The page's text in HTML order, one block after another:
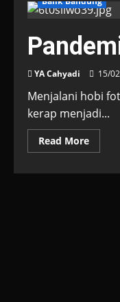
YA Cahyadi 15/
Menjalani hobi
kerap menjadi...
Read MoreRead
more